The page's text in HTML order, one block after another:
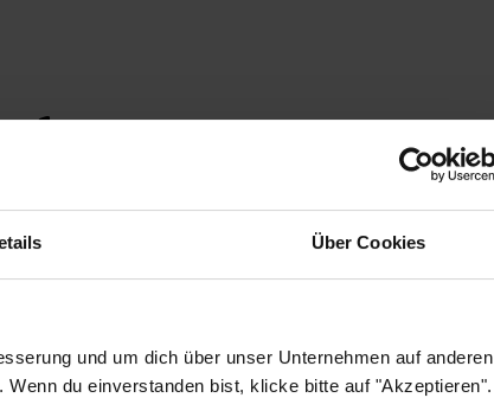
Über Cookies
und um dich über unser Unternehmen auf anderen
du einverstanden bist, klicke bitte auf "Akzeptieren".
Schmeil
komme aus München und lebe seit 16 Jahren im